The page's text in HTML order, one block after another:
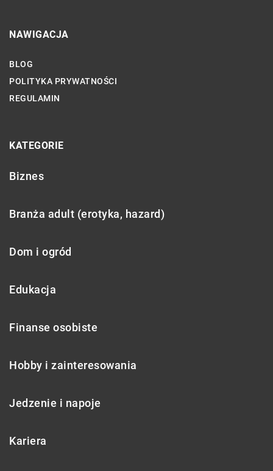
NAWIGACJA
BLOG
POLITYKA PRYWATNOŚCI
REGULAMIN
KATEGORIE
Biznes
Branża adult (erotyka, hazard)
Dom i ogród
Edukacja
Finanse osobiste
Hobby i zainteresowania
Jedzenie i napoje
Kariera